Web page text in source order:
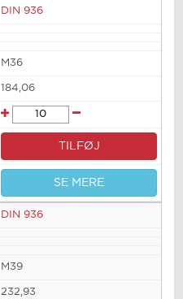
DIN 936
M36
184,06
TILFØJ
SE MERE
DIN 936
M39
232,93